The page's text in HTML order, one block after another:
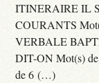
ITINERAIRE IL
COURANTS
VERBALE
DIT-ON Mot(s)
de 6 (…)